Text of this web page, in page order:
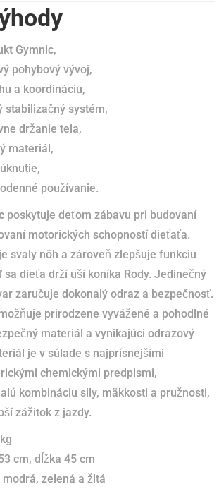
Gymnic,
pohybový vývoj,
a koordináciu,
stabilizačný systém,
držanie tela,
materiál,
používanie.
poskytuje deťom zábavu pri budovaní
motorických schopností dieťaťa.
svaly nôh a zároveň zlepšuje funkciu
sa dieťa drží uší koníka Rody. Jedinečný
zaručuje dokonalý odraz a bezpečnosť.
prirodzene vyvážené a pohodlné
materiál a vynikajúci odrazový
je v súlade s najprísnejšími
chemickými predpismi,
kombináciu sily, mäkkosti a pružnosti,
zážitok z jazdy.
cm, dĺžka 45 cm
zelená a žltá